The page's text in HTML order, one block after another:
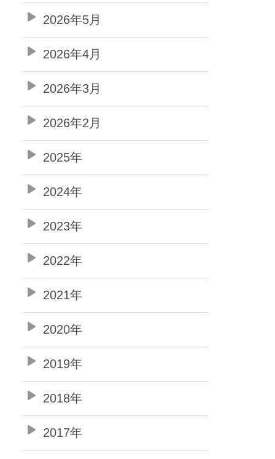
2026年5月
2026年4月
2026年3月
2026年2月
2025年
2024年
2023年
2022年
2021年
2020年
2019年
2018年
2017年